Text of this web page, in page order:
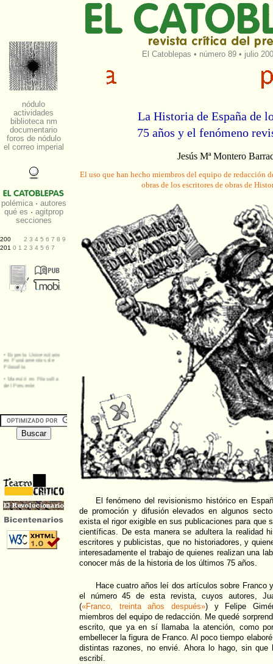
El Catoblepas • número 89 • julio
La Historia de España de
75 años y el fenómeno
Jesús Mª Montero
El uso que han hecho miembros del equipo de redacción
obras de los escritores de obras de
El fenómeno del revisionismo histórico en
de promoción y difusión elevados en algunos
exista el rigor exigible en sus publicaciones para que
científicas. De esta manera se adultera la realidad
escritores y publicistas, que no historiadores, y
interesadamente el trabajo de quienes realizan una
conocer más de la historia de los últimos 75 años.
Hace cuatro años leí dos artículos sobre Franco
el número 45 de esta revista, cuyos autores,
(«Franco, treinta años después») y Felipe
miembros del equipo de redacción. Me quedé
escrito, que ya en sí llamaba la atención, como
embellecer la figura de Franco. Al poco tiempo
distintas razones, no envié. Ahora lo hago, sin que
escribí.